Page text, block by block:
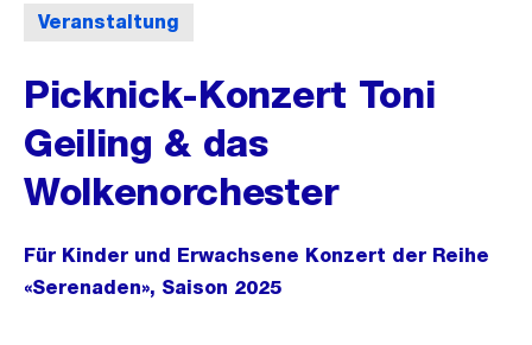
Veranstaltung
Picknick-Konzert Toni
Geiling & das
Wolkenorchester
Für Kinder und Erwachsene Konzert der Reihe
«Serenaden», Saison 2025